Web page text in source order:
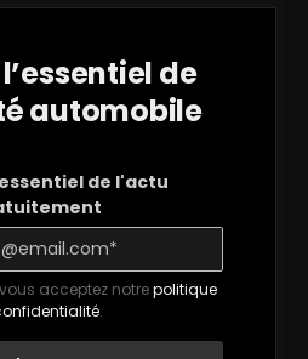
de
automobile
de l'actu
acceptez notrepolitique
.